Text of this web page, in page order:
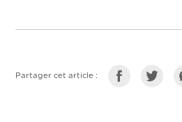
Partager cet article :